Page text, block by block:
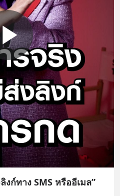
งก์ทาง SMS หรืออีเมล”